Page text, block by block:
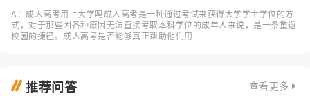
A：成人高考用上大学吗成人高考是一种通过考试来获得大学学士学位的方
式，对于那些因各种原因无法直接考取本科学位的成年人来说，是一条重返
校园的捷径。成人高考是否能够真正帮助他们用
推荐问答 查看更多